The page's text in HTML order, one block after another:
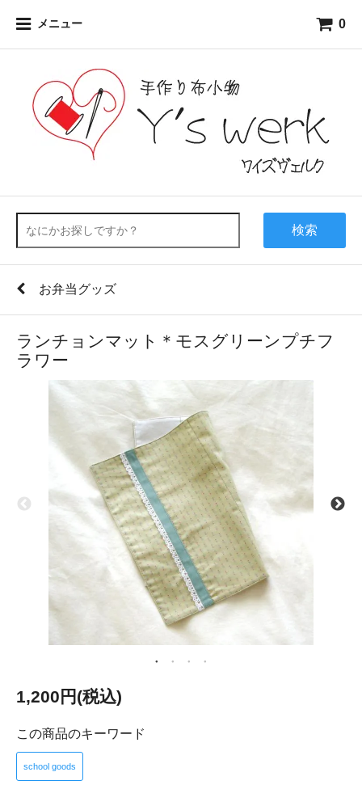
メニュー 0
検索
お弁当グッズ
ランチョンマット＊モスグリーンプチフ
ラワー
1,200円(税込)
この商品のキーワード
school goods